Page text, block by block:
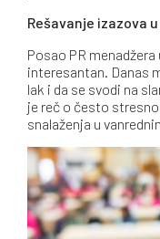
Rešavanje izazova
Posao PR
interesantan. Danas
lak i da se svodi na
je reč o često
snalaženja u